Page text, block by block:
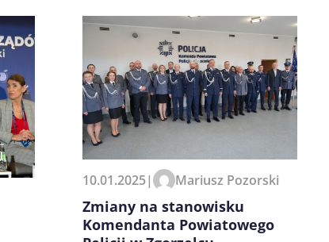
10.01.2025| Mariusz Pozorski
Zmiany na stanowisku
Komendanta Powiatowego